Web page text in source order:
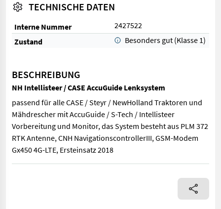
TECHNISCHE DATEN
Interne Nummer
2427522
Zustand
Besonders gut (Klasse 1)
BESCHREIBUNG
NH Intellisteer / CASE AccuGuide Lenksystem
passend für alle CASE / Steyr / NewHolland Traktoren und
Mähdrescher mit AccuGuide / S-Tech / Intellisteer
Vorbereitung und Monitor, das System besteht aus PLM 372
RTK Antenne, CNH NavigationscontrollerIII, GSM-Modem
Gx450 4G-LTE, Ersteinsatz 2018
passend für alle CASE / Steyr / NewHolland Traktoren und